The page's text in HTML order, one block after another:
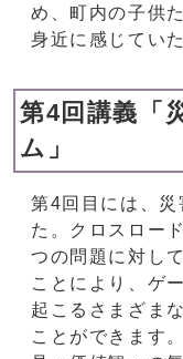
め、町内の子供
身近に感じてい
第4回講義「
ム」
第4回目には、災
た。クロスロー
つの問題に対し
ことにより、ゲ
起こるさまざま
ことができます